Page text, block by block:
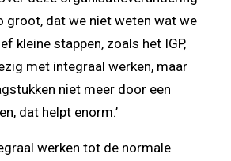
groot, dat we niet weten wat we
kleine stappen, zoals het IGP,
met integraal werken, maar
niet meer door een
dat helpt enorm.’
werken tot de normale